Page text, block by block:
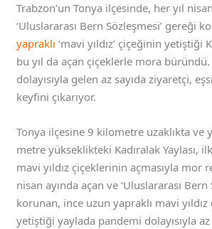
Trabzon’un Tonya ilçesinde, her yıl
‘Uluslararası Bern Sözleşmesi’ gereği
yapraklı ‘mavi yıldız’ çiçeğinin yetiştiği
bu yıl da açan çiçeklerle mora
dolayısıyla gelen az sayıda ziyaretçi,
keyfini çıkarıyor.
Tonya ilçesine 9 kilometre uzaklıkta ve
metre yükseklikteki Kadıralak Yaylası,
mavi yıldız çiçeklerinin açmasıyla mor
nisan ayında açan ve ‘Uluslararası
korunan, ince uzun yapraklı mavi
yetiştiği yaylada pandemi dolayısıyla